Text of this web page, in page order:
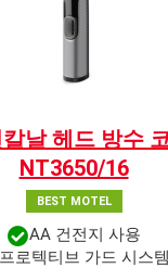
날 헤드 방수
NT3650/16
BEST MOTEL
AA 건전지 사용
프로텍티브 가드 시스템